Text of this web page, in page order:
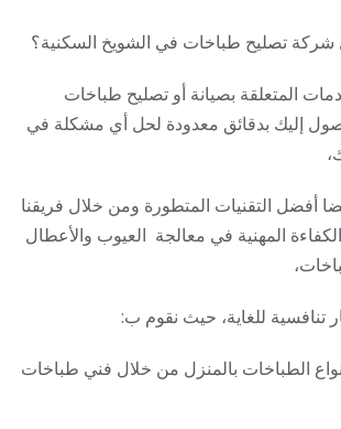
تصليح طباخات في الشويخ السكنية؟
المتعلقة بصيانة أو تصليح طباخات
إليك بدقائق معدودة لحل أي مشكلة في
أفضل التقنيات المتطورة ومن خلال فريقنا
المهنية في معالجة العيوب والأعطال
تنافسية للغاية، حيث نقوم ب:
الطباخات بالمنزل من خلال فني طباخات